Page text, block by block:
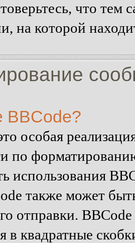
что
на которой
BBCode?
особая
по
использования
также может
отправки.
в квадратные